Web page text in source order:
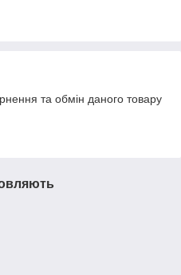
та обмін даного товару